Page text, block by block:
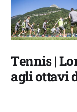
Tennis |
agli ottavi